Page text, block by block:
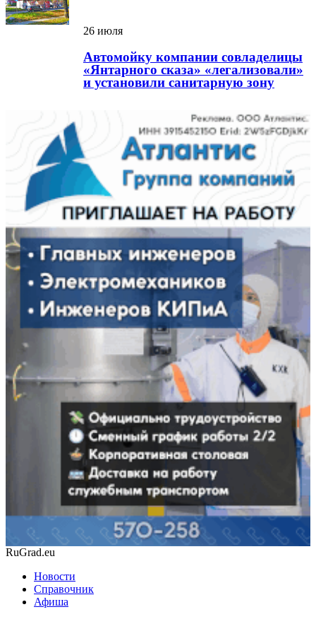
26 июля
Автомойку компании совладелицы
«Янтарного сказа» «легализовали»
и установили санитарную зону
RuGrad.eu
Новости
Справочник
Афиша